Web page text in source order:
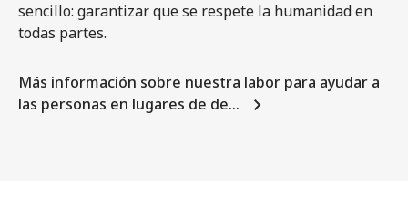
sencillo: garantizar que se respete la humanidad en
todas partes.
Más información sobre nuestra labor para ayudar a
las personas en lugares de de…